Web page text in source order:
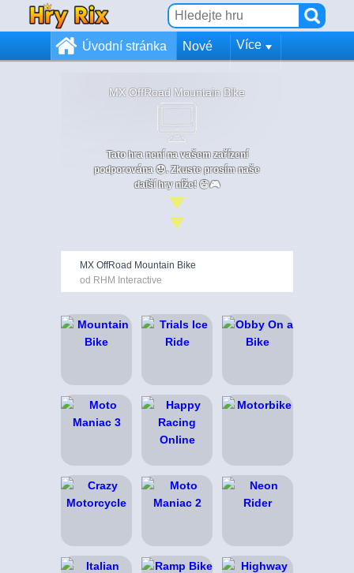
Úvodní stránka Nové Více
MX OffRoad Mountain Bike
Tato hra není na vašem zařízení
podporována 😞. Zkuste prosím naše
další hry níže! 😄🎮
MX OffRoad Mountain Bike
od RHM Interactive